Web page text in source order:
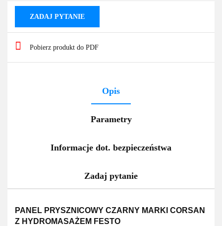
ZADAJ PYTANIE
Pobierz produkt do PDF
Opis
Parametry
Informacje dot. bezpieczeństwa
Zadaj pytanie
PANEL PRYSZNICOWY CZARNY MARKI CORSAN
Z HYDROMASAŻEM FESTO